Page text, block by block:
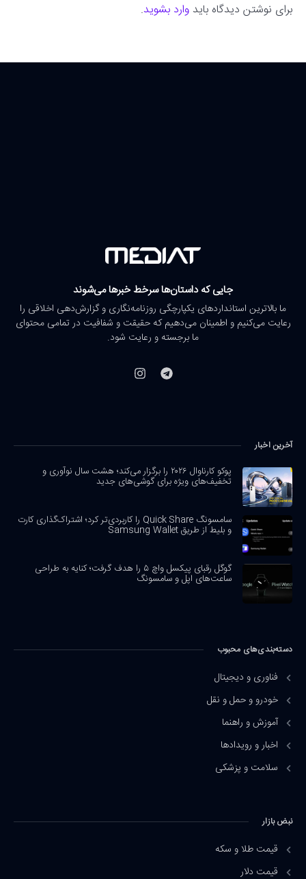
برای نوشتن دیدگاه باید وارد بشوید.
جایی که داستان‌ها سرخط خبرها می‌شوند
ما بالاترین استانداردهای یکپارچگی روزنامه‌نگاری و گزارش‌دهی اخلاقی را
رعایت می‌کنیم و اطمینان می‌دهیم که حقیقت و شفافیت در تمامی محتوای
ما برجسته و رعایت شود.
آخرین اخبار
پوکو کارناوال ۲۰۲۶ را برگزار می‌کند؛ هشت سال نوآوری و
تخفیف‌های ویژه برای گوشی‌های جدید
سامسونگ Quick Share را کاربردی‌تر کرد؛ اشتراک‌گذاری کارت
و بلیط از طریق Samsung Wallet
گوگل رقبای پیکسل واچ ۵ را هدف گرفت؛ کنایه به طراحی
ساعت‌های اپل و سامسونگ
دسته‌بندی‌های محبوب
فناوری و دیجیتال
خودرو و حمل و نقل
آموزش و راهنما
اخبار و رویدادها
سلامت و پزشکی
نبض بازار
قیمت طلا و سکه
قیمت دلار